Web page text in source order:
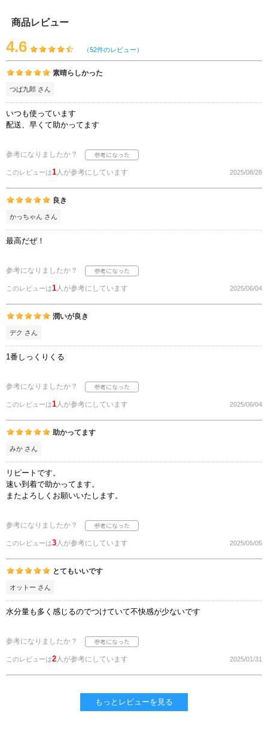
商品レビュー
4.6 （52件のレビュー）
素晴らしかった
つば九郎 さん
いつも使っています
配送、早くて助かってます
参考になりましたか？
このレビューは1人が参考にしています 2025/08/28
良き
かっちゃん さん
最高だぜ！
参考になりましたか？
このレビューは1人が参考にしています 2025/06/04
潤いが良き
デク さん
1番しっくりくる
参考になりましたか？
このレビューは1人が参考にしています 2025/06/04
助かってます
みか さん
リピートです。
速い到着で助かってます。
またよろしくお願いいたします。
参考になりましたか？
このレビューは3人が参考にしています 2025/05/05
とてもいいです
オットー さん
水分量も多く感じるのでつけていて不快感が少ないです
参考になりましたか？
このレビューは2人が参考にしています 2025/01/31
もっとレビューを見る